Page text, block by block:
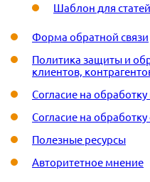
Шаблон для статей
Форма обратной связи
Политика защиты и
клиентов,
Согласие на
Согласие на
Полезные ресурсы
Авторитетное мнение